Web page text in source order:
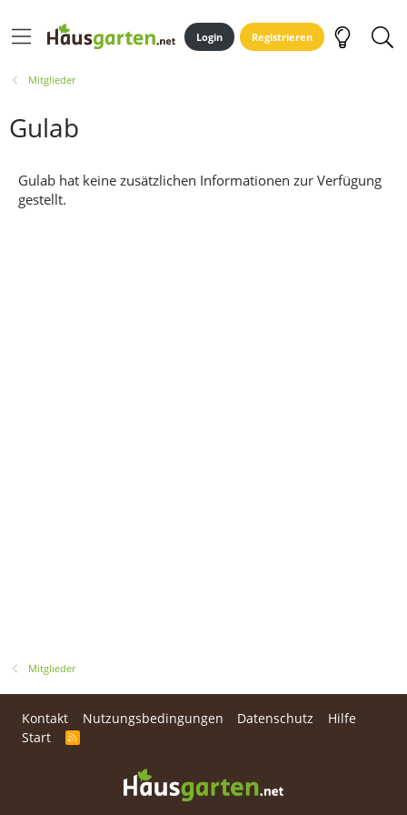
Login Registrieren
Mitglieder
Gulab
Gulab hat keine zusätzlichen Informationen zur Verfügung
gestellt.
Mitglieder
Kontakt Nutzungsbedingungen Datenschutz
Hilfe
Start
R